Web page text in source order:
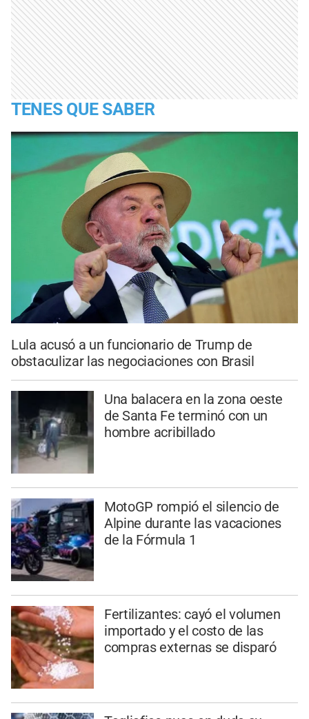
TENES QUE SABER
Lula acusó a un funcionario de Trump de
obstaculizar las negociaciones con Brasil
Una balacera en la zona oeste
de Santa Fe terminó con un
hombre acribillado
MotoGP rompió el silencio de
Alpine durante las vacaciones
de la Fórmula 1
Fertilizantes: cayó el volumen
importado y el costo de las
compras externas se disparó